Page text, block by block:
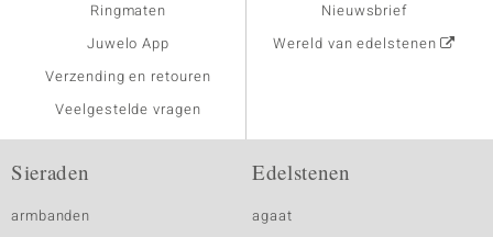
Ringmaten
Juwelo App
Verzending en retouren
Veelgestelde vragen
Nieuwsbrief
Wereld van edelstenen
Sieraden
armbanden
Edelstenen
agaat